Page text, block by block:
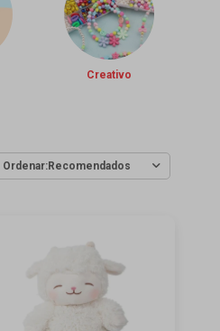
Creativo
Recomendados